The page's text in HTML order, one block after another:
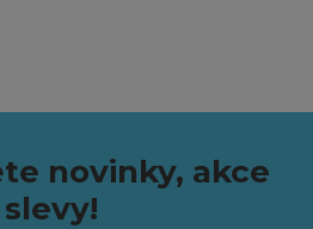
novinky, akce
slevy!